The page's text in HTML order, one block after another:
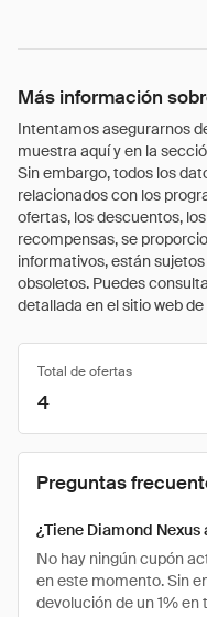
Más información
Intentamos asegurarnos
muestra aquí y en la
Sin embargo, todos los
relacionados con los
ofertas, los descuentos,
recompensas, se
informativos, están
obsoletos. Puedes
detallada en el sitio web
Total de ofertas
4
Preguntas
¿Tiene Diamond
No hay ningún cupón
en este momento. Sin
devolución de un 1%